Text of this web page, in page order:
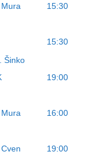
Mura
15:30
Šinko
15:30
19:00
Mura
16:00
19:00